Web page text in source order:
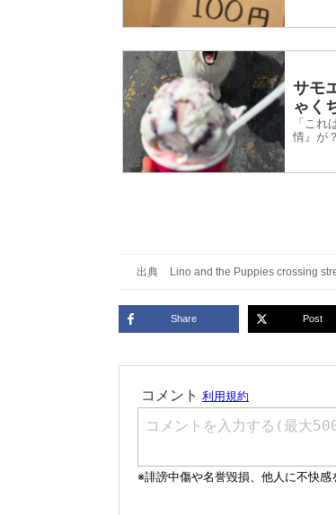
サモ
ゃく
「こ
情』が
出典 Lino and the Puppies crossing
Share Post